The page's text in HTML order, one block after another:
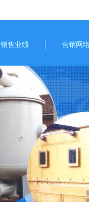
销售业绩 营销网